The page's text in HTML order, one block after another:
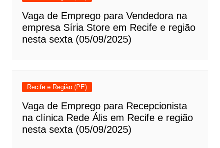
Vaga de Emprego para Vendedora na
empresa Síria Store em Recife e região
nesta sexta (05/09/2025)
Recife e Região (PE)
Vaga de Emprego para Recepcionista
na clínica Rede Ális em Recife e região
nesta sexta (05/09/2025)